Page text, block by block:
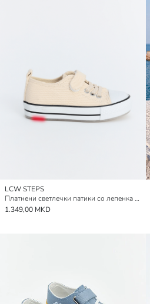
LCW STEPS
Платнени светлечки патики со лепенка за момчиња
1.349,00 MKD